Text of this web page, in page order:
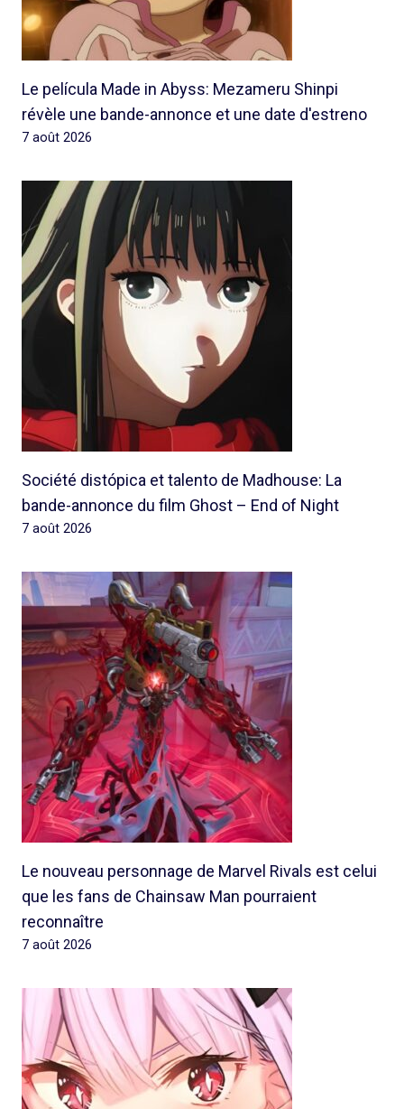
Le película Made in Abyss: Mezameru Shinpi
révèle une bande-annonce et une date d'estreno
7 août 2026
Société distópica et talento de Madhouse: La
bande-annonce du film Ghost – End of Night
7 août 2026
Le nouveau personnage de Marvel Rivals est celui
que les fans de Chainsaw Man pourraient
reconnaître
7 août 2026